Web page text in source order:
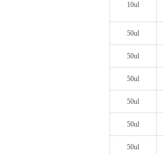
10ul
50ul
50ul
50ul
50ul
50ul
50ul